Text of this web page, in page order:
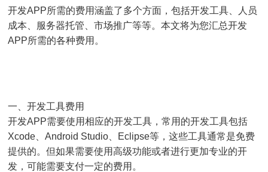
开发APP所需的费用涵盖了多个方面，包括开发工具、人员
成本、服务器托管、市场推广等等。本文将为您汇总开发
APP所需的各种费用。
一、开发工具费用
开发APP需要使用相应的开发工具，常用的开发工具包括
Xcode、Android Studio、Eclipse等，这些工具通常是免费
提供的。但如果需要使用高级功能或者进行更加专业的开
发，可能需要支付一定的费用。